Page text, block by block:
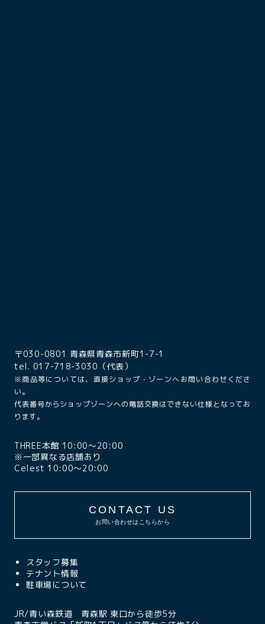
〒030-0801 青森県青森市新町1-7-1
tel. 017-718-3030（代表）
※商品等については、直接ショップ・ゾーンへお問い合わせくださ
い。
代表番号からショップゾーンへの電話交換はできない仕様となってお
ります。
THREE本館 10:00〜20:00
※一部異なる店舗あり
Celest 10:00〜20:00
CONTACT US
お問い合わせはこちらから
スタッフ募集
テナント情報
駐車場について
JR/青い森鉄道 青森駅 東口から徒歩5分